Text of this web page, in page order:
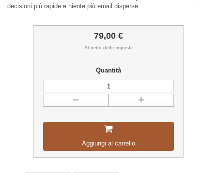
decisioni più rapide e niente più email disperse.
79,00 €
Al netto delle imposte
Quantità
Aggiungi al carrello